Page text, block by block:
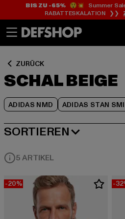
BIS ZU -65%😲💥 Summer
RABATTESKALATION ❯❯
ZURÜCK
SCHAL BEIGE
ADIDAS NMD ADIDAS STAN
SORTIEREN
BELIEBTESTE
5 ARTIKEL
-20% -